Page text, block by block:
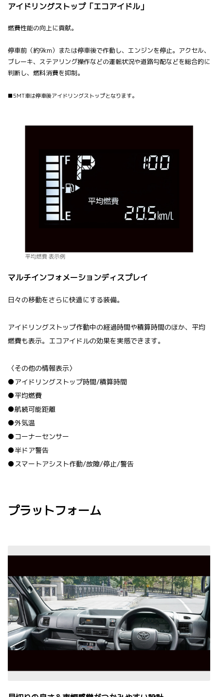
アイドリングストップ「エコアイドル」
燃費性能の向上に貢献。
停車前（約9km）または停車後で作動し、エンジンを停止。アクセル、
ブレーキ、ステアリング操作などの運転状況や道路勾配などを総合的に
判断し、燃料消費を抑制。
■5MT車は停車後アイドリングストップとなります。
マルチインフォメーションディスプレイ
日々の移動をさらに快適にする装備。
アイドリングストップ作動中の経過時間や積算時間のほか、平均
燃費も表示。エコアイドルの効果を実感できます。
〈その他の情報表示〉
●アイドリングストップ時間/積算時間
●平均燃費
●航続可能距離
●外気温
●コーナーセンサー
●半ドア警告
●スマートアシスト作動/故障/停止/警告
プラットフォーム